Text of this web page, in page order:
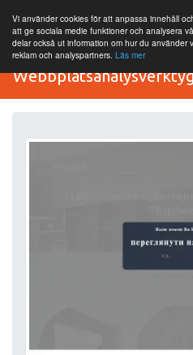
Vi använder cookies för att anpassa innehåll
att ge sociala medie funktioner och analysera
delar också ut information om hur du använder
reklam och analyspartners. Läs mer